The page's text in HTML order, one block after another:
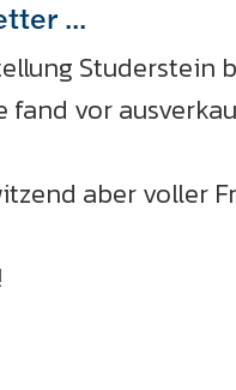
...
Studerstein
vor
aber voller